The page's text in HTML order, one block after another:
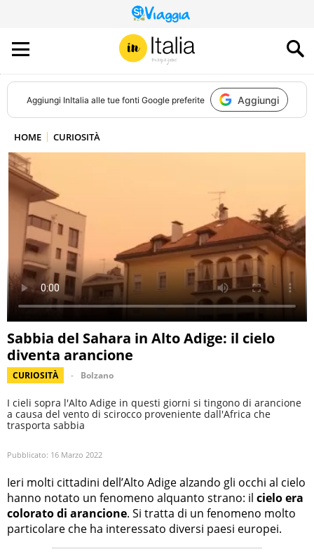
QUESTO
SITO
CONTRIBUISCE
ALL’AUDIENCE
DI
Aggiungi InItalia alle tue fonti Google preferite Aggiungi
HOME CURIOSITÀ
Sabbia del Sahara in Alto Adige: il cielo
diventa arancione
CURIOSITÀ Bolzano
I cieli sopra l'Alto Adige in questi giorni si tingono di arancione
a causa del vento di scirocco proveniente dall'Africa che
trasporta sabbia
Pubblicato: 16 Marzo 2022
Ieri molti cittadini dell’Alto Adige alzando gli occhi al cielo
hanno notato un fenomeno alquanto strano: il cielo era
colorato di arancione. Si tratta di un fenomeno molto
particolare che ha interessato diversi paesi europei.